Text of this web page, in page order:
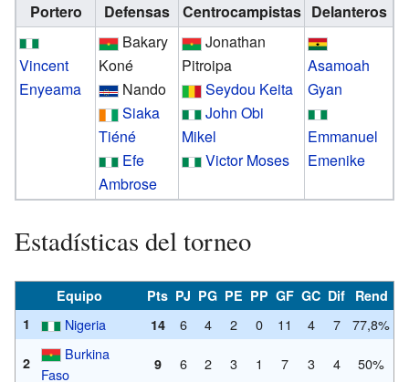
Portero Defensas Centrocampistas Delanteros
Vincent
Enyeama
Bakary
Koné
Nando
Siaka
Tiéné
Efe
Ambrose
Jonathan
Pitroipa
Seydou Keita
John Obi
Mikel
Victor Moses
Asamoah
Gyan
Emmanuel
Emenike
Estadísticas del torneo
Equipo Pts PJ PG PE PP GF GC Dif Rend
1
Nigeria 14 6 4 2 0 11 4 7 77,8%
2
Burkina
Faso
9 6 2 3 1 7 3 4 50%